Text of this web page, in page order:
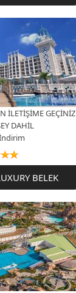
İLETİŞİME GEÇİNİZ
DAHİL
BELEK
İLETİŞİME GEÇİNİZ
DAHİL